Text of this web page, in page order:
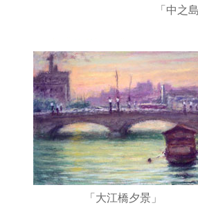
「中之
「大江橋夕景」